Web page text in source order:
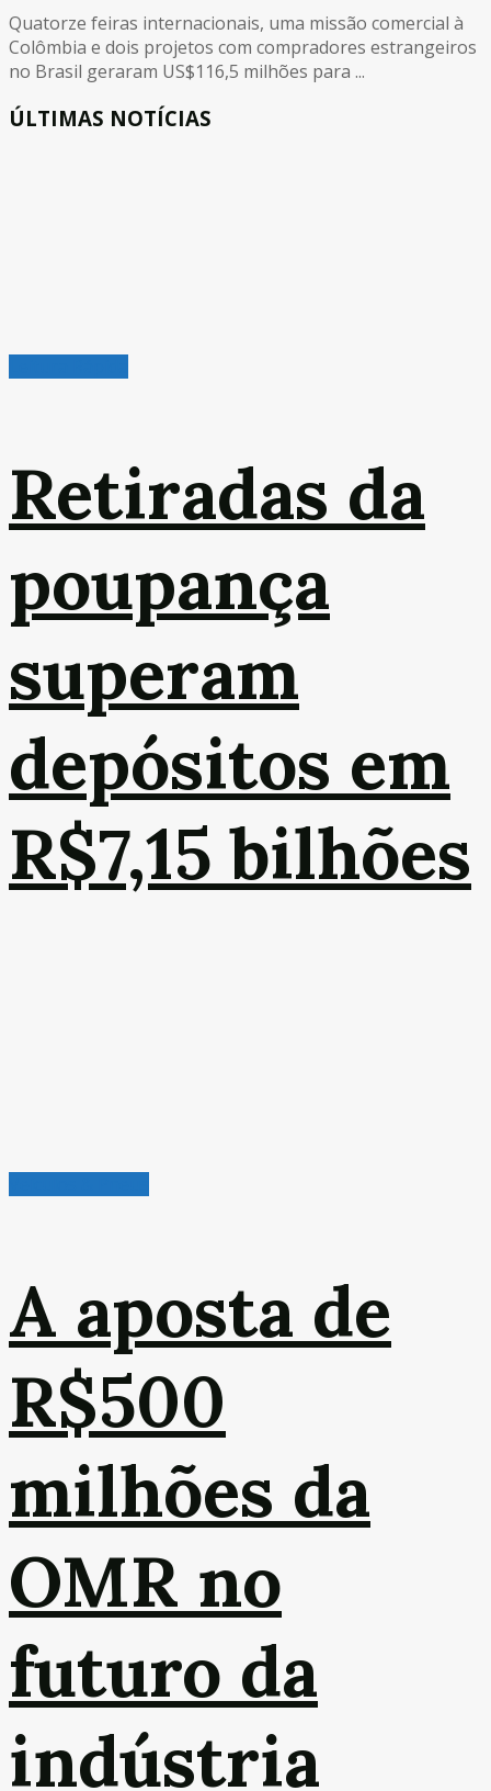
Quatorze feiras internacionais, uma missão comercial à
Colômbia e dois projetos com compradores estrangeiros
no Brasil geraram US$116,5 milhões para ...
ÚLTIMAS NOTÍCIAS
Retiradas da
poupança
superam
depósitos em
R$7,15 bilhões
A aposta de
R$500
milhões da
OMR no
futuro da
indústria